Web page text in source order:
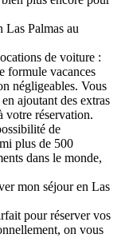
Las Palmas au
de voiture :
formule vacances
négligeables. Vous
ajoutant des extras
votre réservation.
de
plus de 500
dans le monde,
mon séjour en Las
pour réserver vos
on vous